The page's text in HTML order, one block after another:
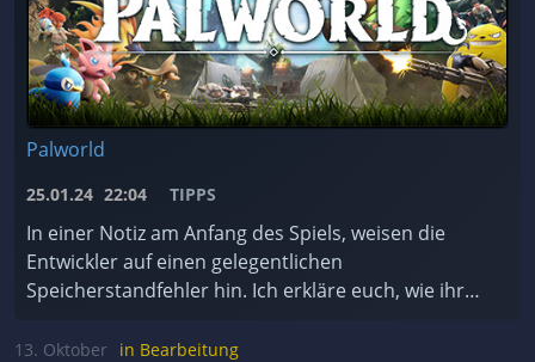
Palworld
25.01.24 22:04 TIPPS
In einer Notiz am Anfang des Spiels, weisen die
Entwickler auf einen gelegentlichen
Speicherstandfehler hin. Ich erkläre euch, wie ihr
achten müsst. ...
13. Oktober in Bearbeitung